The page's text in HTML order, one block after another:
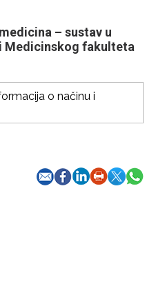
– sustav u
Medicinskog fakulteta
o načinu i